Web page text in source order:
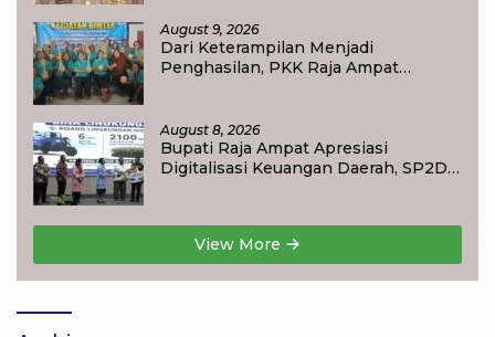
August 9, 2026
Dari Keterampilan Menjadi
Penghasilan, PKK Raja Ampat
August 8, 2026
Bupati Raja Ampat Apresiasi
Digitalisasi Keuangan Daerah, SP2D
View More